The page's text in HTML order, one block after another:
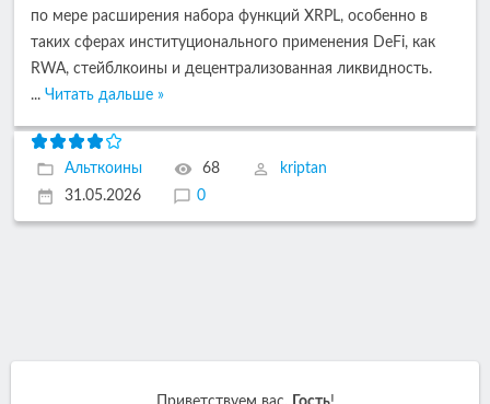
по мере расширения набора функций XRPL, особенно в
таких сферах институционального применения DeFi, как
RWA, стейблкоины и децентрализованная ликвидность.
... Читать дальше »
Альткоины 68
kriptan
31.05.2026
0